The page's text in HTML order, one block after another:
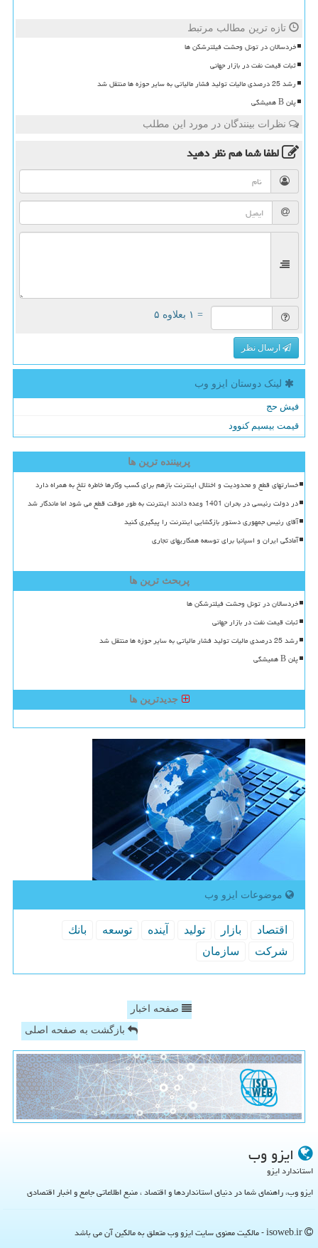
تازه ترین مطالب مرتبط
خردسالان در تونل وحشت فیلترشکن ها
ثبات قیمت نفت در بازار جهانی
رشد 25 درصدی مالیات تولید فشار مالیاتی به سایر حوزه ها منتقل شد
پلن B همیشگی
نظرات بینندگان در مورد این مطلب
لطفا شما همنظر دهید
= ۱ بعلاوه ۵
ارسال نظر
لینک دوستان ایزو وب
فیش حج
قیمت بیسیم کنوود
پربیننده ترین ها
خسارتهای قطع و محدودیت و اختلال اینترنت بازهم برای کسب وکارها خاطره تلخ به همراه دارد
در دولت رئیسی در بحران 1401 وعده دادند اینترنت به طور موقت قطع می شود اما ماندگار شد
آقای رئیس جمهوری دستور بازگشایی اینترنت را پیگیری کنید
آمادگی ایران و اسپانیا برای توسعه همکاریهای تجاری
پربحث ترین ها
خردسالان در تونل وحشت فیلترشکن ها
ثبات قیمت نفت در بازار جهانی
رشد 25 درصدی مالیات تولید فشار مالیاتی به سایر حوزه ها منتقل شد
پلن B همیشگی
جدیدترین ها
موضوعات ایزو وب
اقتصاد بازار تولید آینده توسعه
بانك
شركت
سازمان
صفحه اخبار
بازگشت به صفحه اصلی
ایزو وب
استاندارد ایزو
ایزو وب، راهنمای شما در دنیای استانداردها و اقتصاد ، منبع اطلاعاتی جامع و اخبار اقتصادی